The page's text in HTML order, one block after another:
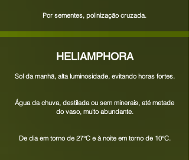
Por sementes, polinização cruzada.
HELIAMPHORA
Sol da manhã, alta luminosidade, evitando horas fortes.
Água da chuva, destilada ou sem minerais, até metade
do vaso, muito abundante.
De dia em torno de 27°C e à noite em torno de 10°C.